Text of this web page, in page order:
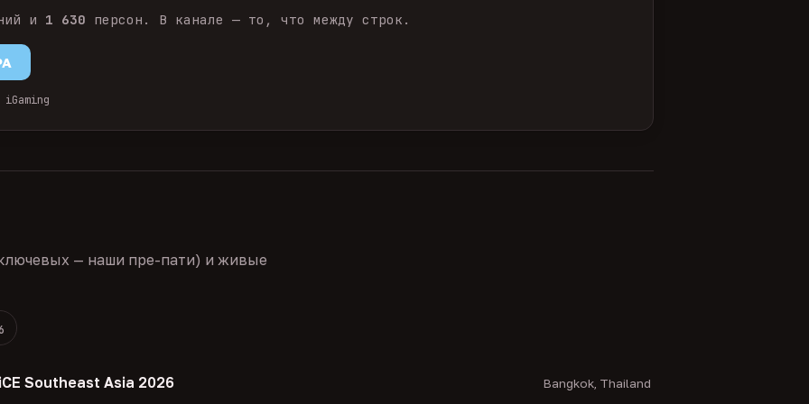
и 1 630 персон. В канале — то, что между строк.
— наши пре-пати) и живые
Southeast Asia 2026 Bangkok, Thailand